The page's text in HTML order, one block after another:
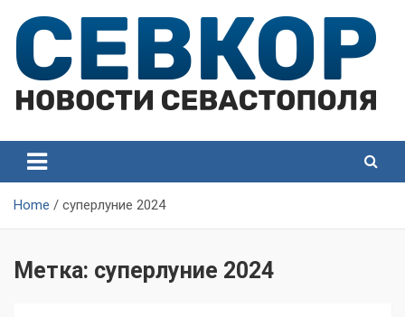
content
Севастополя
Севастополя
Home суперлуние 2024
Метка: суперлуние 2024